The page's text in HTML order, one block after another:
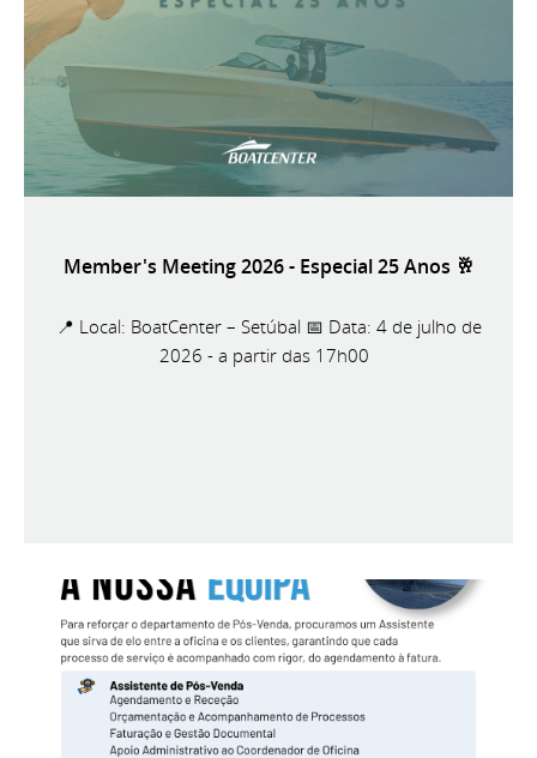
Member's Meeting 2026 - Especial 25 Anos 🥂
📍 Local: BoatCenter – Setúbal 📅 Data: 4 de julho de
2026 - a partir das 17h00